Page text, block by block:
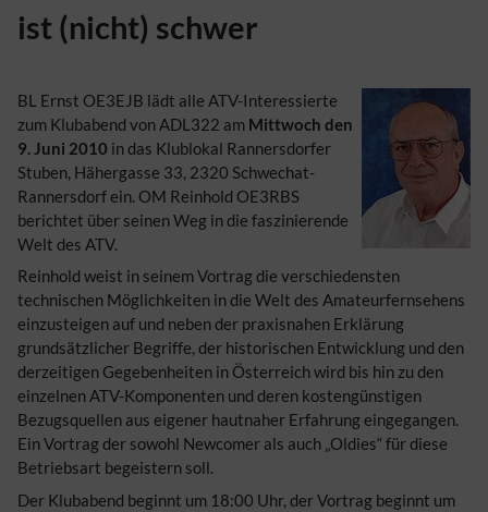
ist (nicht) schwer
BL Ernst OE3EJB lädt alle ATV-Interessierte
zum Klubabend von ADL322 am Mittwoch den
9. Juni 2010 in das Klublokal Rannersdorfer
Stuben, Hähergasse 33, 2320 Schwechat-
Rannersdorf ein. OM Reinhold OE3RBS
berichtet über seinen Weg in die faszinierende
Welt des ATV.
Reinhold weist in seinem Vortrag die verschiedensten
technischen Möglichkeiten in die Welt des Amateurfernsehens
einzusteigen auf und neben der praxisnahen Erklärung
grundsätzlicher Begriffe, der historischen Entwicklung und den
derzeitigen Gegebenheiten in Österreich wird bis hin zu den
einzelnen ATV-Komponenten und deren kostengünstigen
Bezugsquellen aus eigener hautnaher Erfahrung eingegangen.
Ein Vortrag der sowohl Newcomer als auch „Oldies“ für diese
Betriebsart begeistern soll.
Der Klubabend beginnt um 18:00 Uhr, der Vortrag beginnt um